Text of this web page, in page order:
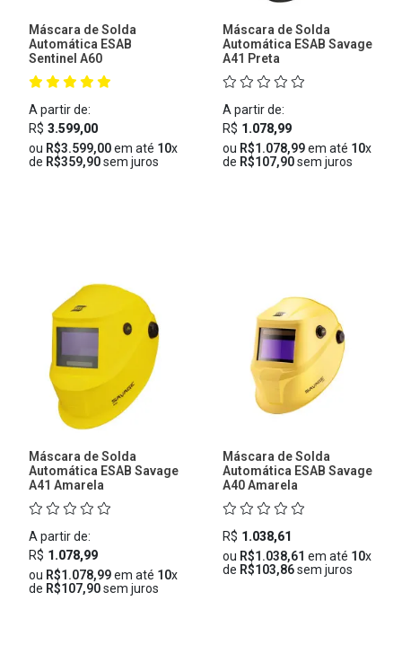
Máscara de Solda
Automática ESAB
Sentinel A60
A partir de:
R$ 3.599,00
ou R$3.599,00em até 10x
de R$359,90sem juros
Máscara de Solda
Automática ESAB Savage
A41 Preta
A partir de:
R$ 1.078,99
ou R$1.078,99em até 10x
de R$107,90sem juros
Máscara de Solda
Automática ESAB Savage
A41 Amarela
A partir de:
R$ 1.078,99
ou R$1.078,99em até 10x
de R$107,90sem juros
Máscara de Solda
Automática ESAB Savage
A40 Amarela
R$ 1.038,61
ou R$1.038,61 em até 10x
de R$103,86sem juros